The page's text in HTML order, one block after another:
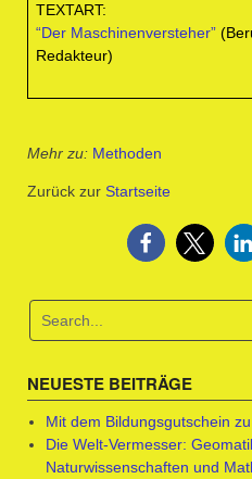
TEXTART:
“Der Maschinenversteher”
Redakteur)
Mehr zu: Methoden
Zurück zur Startseite
NEUESTE BEITRÄGE
Mit dem Bildungsgutschein
Die Welt-Vermesser:
Naturwissenschaften und